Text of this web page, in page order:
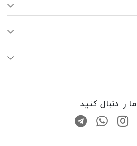
ما را دنبال کنید
صفحه اینستاگرام
تماس با واتس اپ
کانال تلگرام